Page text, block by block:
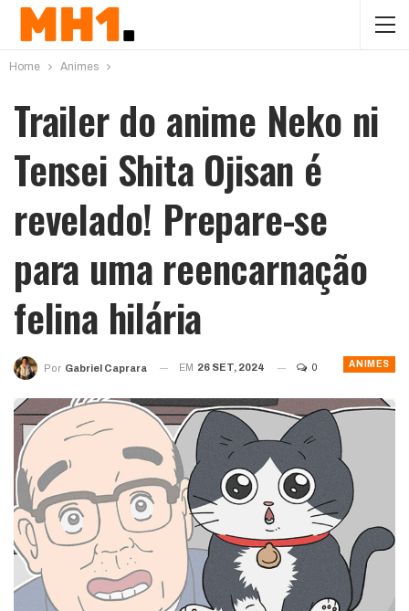
Home Animes
Trailer do anime Neko ni
Tensei Shita Ojisan é
revelado! Prepare-se
para uma reencarnação
felina hilária
ANIMES
Por Gabriel Caprara EM 26 SET, 2024 0